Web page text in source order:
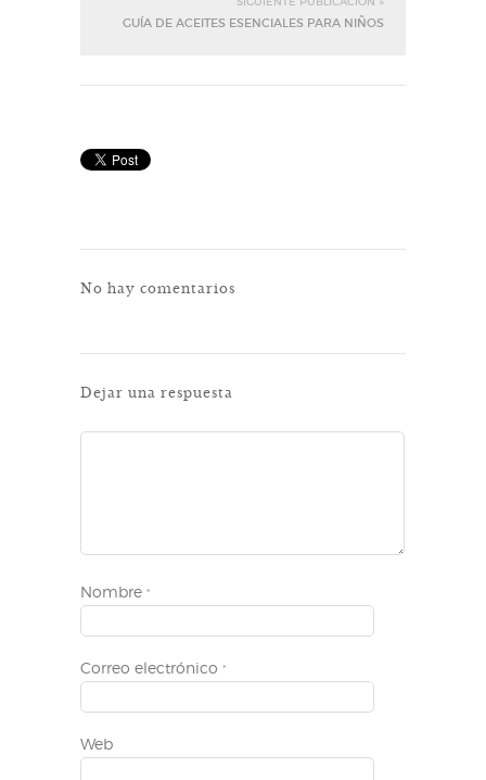
SIGUIENTE PUBLICACIÓN »
GUÍA DE ACEITES ESENCIALES PARA NIÑOS
No hay comentarios
Dejar una respuesta
Nombre *
Correo electrónico *
Web